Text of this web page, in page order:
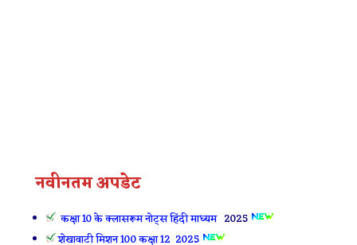
नवीनतम अपडेट
कक्षा 10 के क्लासरूम नोट्स हिंदी माध्यम 2025
शेखावाटी मिशन 100 कक्षा 12 2025